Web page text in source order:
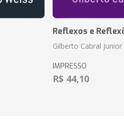
Reflexos e
Gilberto Cabral Junior
IMPRESSO
R$ 44,10